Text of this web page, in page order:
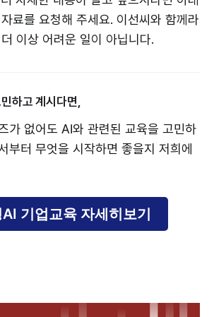
료를 요청해 주세요. 이선씨와 함께라
이상 어려운 일이 아닙니다.
하고 계시다면,
가 없어도 AI와 관련된 교육을 고민하
부터 무엇을 시작하면 좋을지 저희에
기업교육 자세히보기